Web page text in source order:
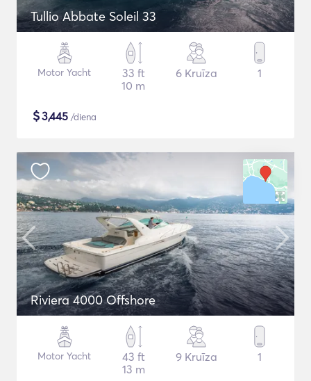
Tullio Abbate Soleil 33
Motor Yacht
33 ft
10 m
6 Kruīza 1
$3,445 /diena
Riviera 4000 Offshore
Motor Yacht
43 ft
13 m
9 Kruīza 1